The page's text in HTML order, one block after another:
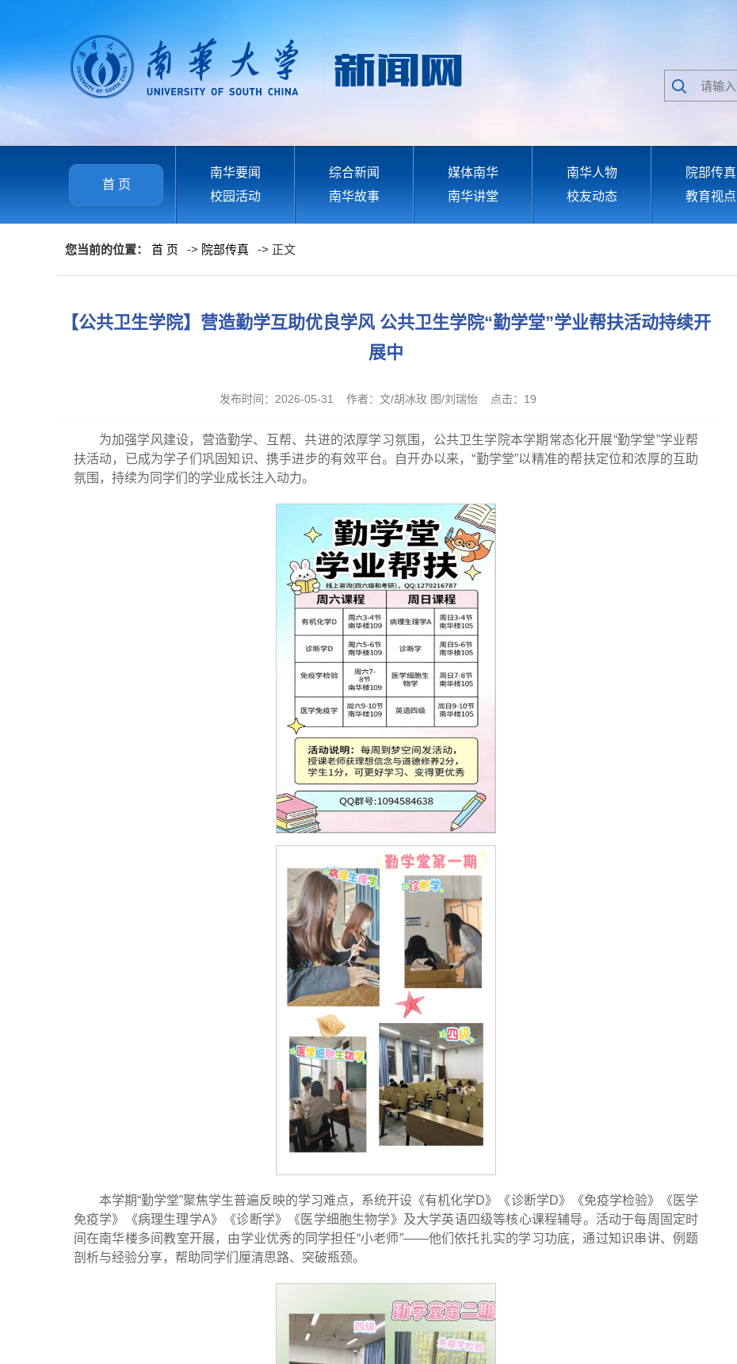
首 页
南华要闻 综合新闻 媒体南华 南华人物 院部传真
校园活动
南华故事 南华讲堂 校友动态 教育视点
您当前的位置： 首 页 -> 院部传真 -> 正文
【公共卫生学院】营造勤学互助优良学风 公共卫生学院“勤学堂”学业帮扶活动持续开
展中
发布时间：2026-05-31 作者：文/胡冰玫 图/刘瑞怡 点击： 19
为加强学风建设，营造勤学、互帮、共进的浓厚学习氛围，公共卫生学院本学期常态化开展“勤学堂”学业帮
扶活动，已成为学子们巩固知识、携手进步的有效平台。自开办以来，“勤学堂”以精准的帮扶定位和浓厚的互助
氛围，持续为同学们的学业成长注入动力。
本学期“勤学堂”聚焦学生普遍反映的学习难点，系统开设《有机化学D》《诊断学D》《免疫学检验》《医学
免疫学》《病理生理学A》《诊断学》《医学细胞生物学》及大学英语四级等核心课程辅导。活动于每周固定时
间在南华楼多间教室开展，由学业优秀的同学担任“小老师”——他们依托扎实的学习功底，通过知识串讲、例题
剖析与经验分享，帮助同学们厘清思路、突破瓶颈。